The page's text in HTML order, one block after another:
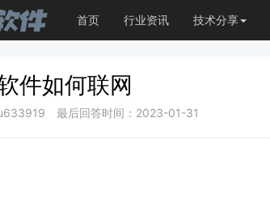
首页 行业资讯 技术分享
件如何联网
最后回答时间：2023-01-31